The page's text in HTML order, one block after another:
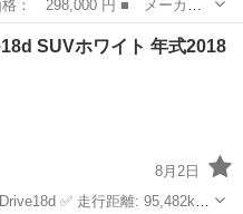
■ グレード名： １１６
グ パワーウィンドウ ＡＢ
SUVホワイト 年式2018
8月2日
✅ 走行距離: 95,482km